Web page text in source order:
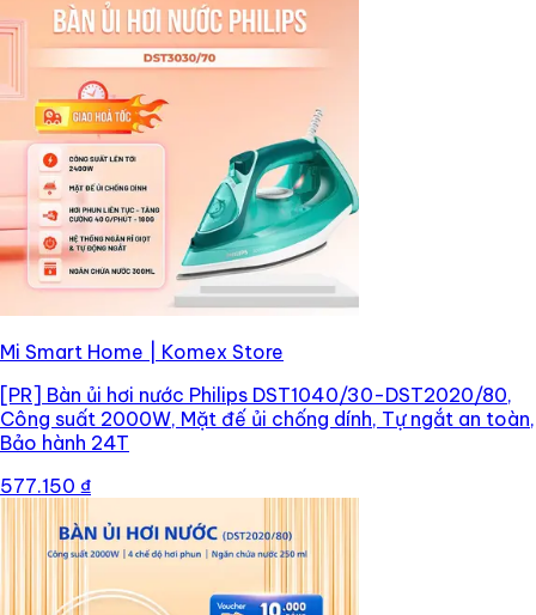
Mi Smart Home | Komex Store
[PR] Bàn ủi hơi nước Philips DST1040/30-DST2020/80,
Công suất 2000W, Mặt đế ủi chống dính, Tự ngắt an toàn,
Bảo hành 24T
577.150 ₫